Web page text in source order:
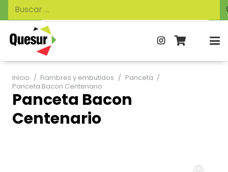
de
productos
Buscar:
Inicio / Fiambres y embutidos / Panceta /
Panceta Bacon Centenario
Panceta Bacon
Centenario